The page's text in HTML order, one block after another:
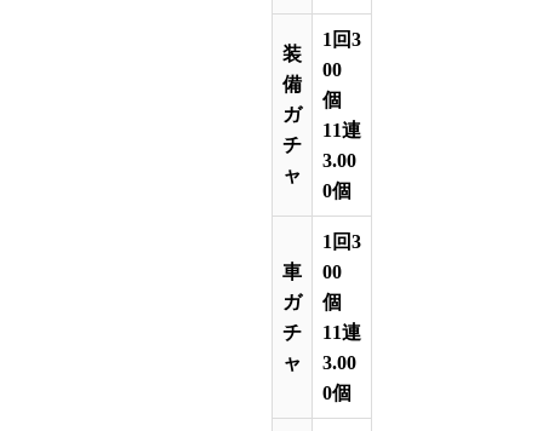
装
備
ガ
チ
ャ
1回3
00
個
11連
3.00
0個
車
ガ
チ
ャ
1回3
00
個
11連
3.00
0個